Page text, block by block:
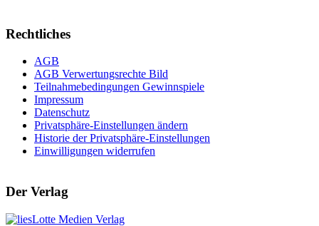
Rechtliches
AGB
AGB Verwertungsrechte Bild
Teilnahmebedingungen Gewinnspiele
Impressum
Datenschutz
Privatsphäre-Einstellungen ändern
Historie der Privatsphäre-Einstellungen
Einwilligungen widerrufen
Der Verlag